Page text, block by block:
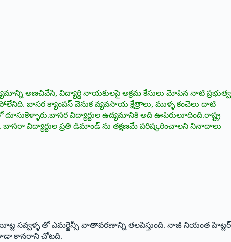
అణచివేసి, విద్యార్థి నాయకులపై అక్రమ కేసులు మోపిన నాటి ప్రభుత్వ
బాసర క్యాంపస్‌ ‌వెనుక వ్యవసాయ క్షేత్రాలు, ముళ్ళ కంచెలు దాటి
దూసుకెళ్ళారు.బాసర విద్యార్థుల ఉద్యమానికి అది ఊపిరులూదింది.రాష్ట్ర
బాసరా విద్యార్థుల ప్రతి డిమాండ్‌ ‌ను తక్షణమే పరిష్కరించాలని నినాదాలు
బూట్ల సవ్వళ్ళ తో ఎమర్జెన్సీ వాతావరణాన్ని తలపిస్తుంది. నాజీ నియంత హిట్లర్‌
కానరాని చోటది.